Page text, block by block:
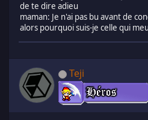
de te dire adieu
maman: Je n'ai pas bu avant de
alors pourquoi suis-je celle qui
Teji